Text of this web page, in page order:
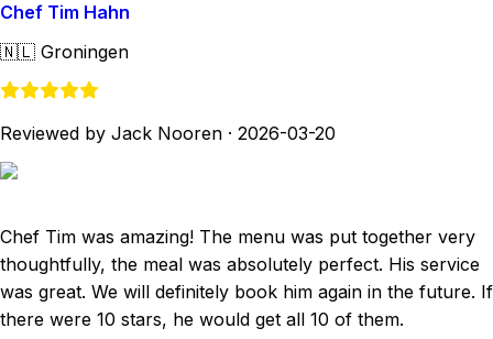
Chef Tim Hahn
🇳🇱 Groningen
Reviewed by Jack Nooren · 2026-03-20
Chef Tim was amazing! The menu was put together very
thoughtfully, the meal was absolutely perfect. His service
was great. We will definitely book him again in the future. If
there were 10 stars, he would get all 10 of them.